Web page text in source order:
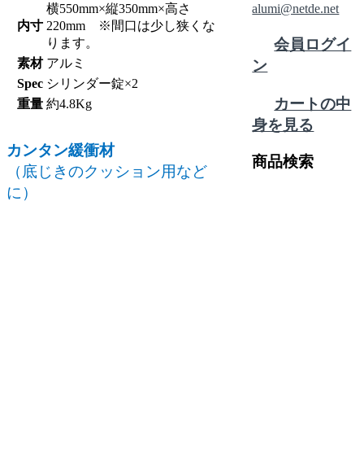
内寸
横550mm×縦350mm×高さ
220mm ※間口は少し狭くな
ります。
素材 アルミ
Spec シリンダー錠×2
重量 約4.8Kg
カンタン緩衝材
（底じきのクッション用など
に）
alumi@netde.net
会員ログイ
ン
カートの中
身を見る
商品検索